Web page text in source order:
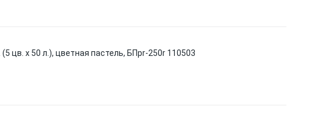
цв. х 50 л.), цветная пастель, БПpr-250r 110503